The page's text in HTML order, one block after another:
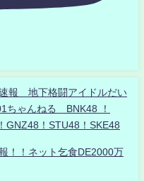
報 地下格闘アイドルだい
ちゃんねる BNK48 ！
GNZ48！STU48！SKE48
！！ネット乞食DE2000万